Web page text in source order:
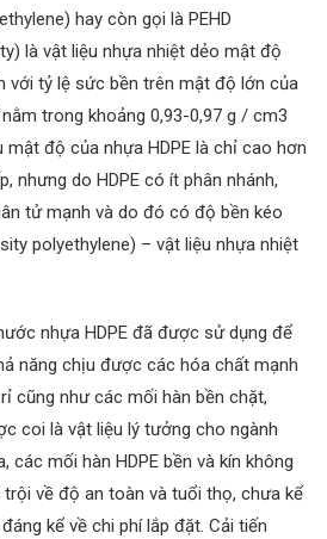
hay còn gọi là PEHD
là vật liệu nhựa nhiệt dẻo mật độ
với tỷ lệ sức bền trên mật độ lớn của
trong khoảng 0,93-0,97 g / cm3
mật độ của nhựa HDPE là chỉ cao hơn
nhưng do HDPE có ít phân nhánh,
tử mạnh và do đó có độ bền kéo
polyethylene) – vật liệu nhựa nhiệt
nhựa HDPE đã được sử dụng để
năng chịu được các hóa chất mạnh
cũng như các mối hàn bền chặt,
coi là vật liệu lý tưởng cho ngành
các mối hàn HDPE bền và kín không
về độ an toàn và tuổi thọ, chưa kể
kể về chi phí lắp đặt. Cải tiến